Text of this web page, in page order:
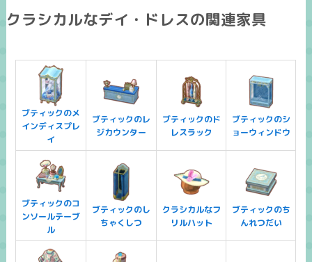
クラシカルなデイ・ドレスの関連家具
ブティックのメ
インディスプレ
イ
ブティックのレ
ジカウンター
ブティックのド
レスラック
ブティックのシ
ョーウィンドウ
ブティックのコ
ンソールテーブ
ル
ブティックのし
ちゃくしつ
クラシカルなフ
リルハット
ブティックのち
んれつだい